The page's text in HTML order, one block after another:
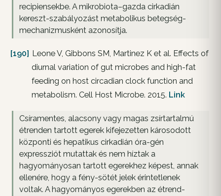
recipiensekbe. A mikrobiota–gazda cirkadián
kereszt-szabályozást metabolikus betegség-
mechanizmusként azonosítja.
[190]
Leone V, Gibbons SM, Martinez K et al. Effects of
diurnal variation of gut microbes and high-fat
feeding on host circadian clock function and
metabolism. Cell Host Microbe. 2015. Link
Csíramentes, alacsony vagy magas zsírtartalmú
étrenden tartott egerek kifejezetten károsodott
központi és hepatikus cirkadián óra-gén
expressziót mutattak és nem híztak a
hagyományosan tartott egerekhez képest, annak
ellenére, hogy a fény-sötét jelek érintetlenek
voltak. A hagyományos egerekben az étrend-